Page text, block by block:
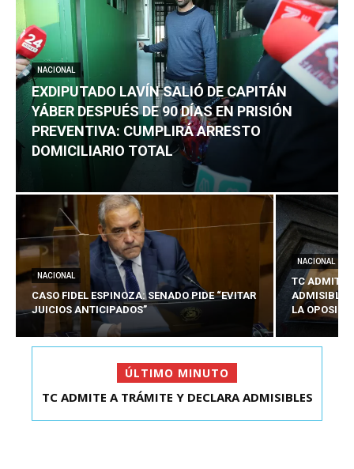
NACIONAL
EXDIPUTADO LAVÍN SALIÓ DE CAPITÁN
YÁBER DESPUÉS DE 90 DÍAS EN PRISIÓN
PREVENTIVA: CUMPLIRÁ ARRESTO
DOMICILIARIO TOTAL
NACIONAL
CASO FIDEL ESPINOZA: SENADO PIDE “EVITAR
JUICIOS ANTICIPADOS”
NACIONAL
TC ADMITE
ADMISIBLES
LA
ÚLTIMO MINUTO
EXDIPUTADO LAVÍN SALIÓ DE CAPITÁN YÁBER
TC ADMITE A TRÁMITE Y DECLARA ADMISIBLES